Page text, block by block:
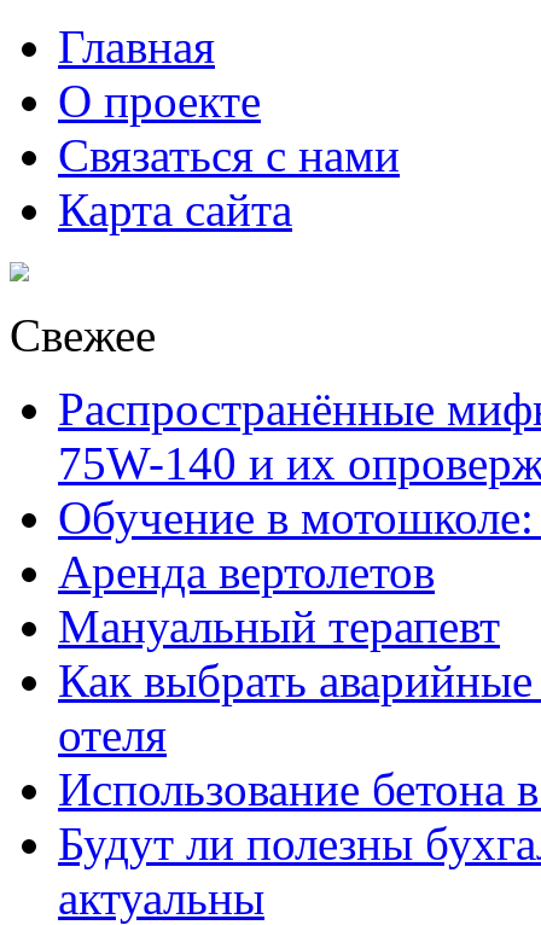
Главная
О проекте
Связаться с нами
Карта сайта
Свежее
Распространённые
75W-140 и их
Обучение в
Аренда вертолетов
Мануальный терапевт
Как выбрать
отеля
Использование бетона
Будут ли полезны
актуальны